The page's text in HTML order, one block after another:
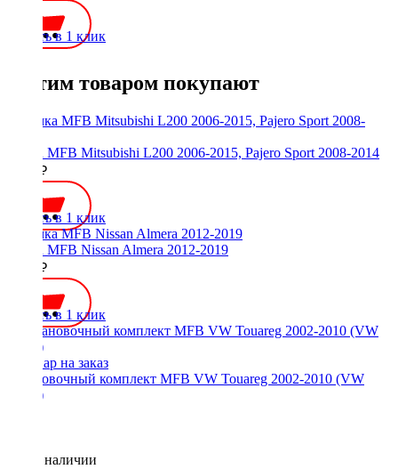
Купить в 1 клик
С этим товаром покупают
Рамка MFB Mitsubishi L200 2006-2015, Pajero Sport 2008-2014
2300 ₽
Купить в 1 клик
Рамка MFB Nissan Almera 2012-2019
2500 ₽
Купить в 1 клик
Установочный комплект MFB VW Touareg 2002-2010 (VW
130N)
Нет в наличии